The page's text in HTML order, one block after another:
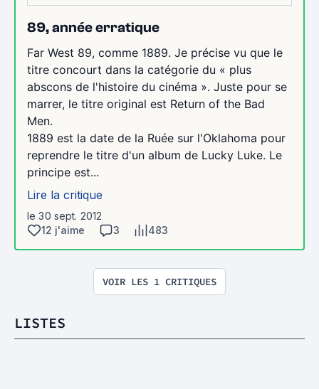
89, année erratique
Far West 89, comme 1889. Je précise vu que le
titre concourt dans la catégorie du « plus
abscons de l'histoire du cinéma ». Juste pour se
marrer, le titre original est Return of the Bad
Men.
1889 est la date de la Ruée sur l'Oklahoma pour
reprendre le titre d'un album de Lucky Luke. Le
principe est...
Lire la critique
le 30 sept. 2012
12 j'aime
3 483
VOIR LES 1 CRITIQUES
LISTES